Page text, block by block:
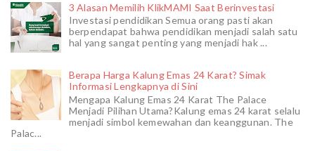
3 Alasan Memilih KlikMAMI Saat Berinvestasi
Investasi pendidikan Semua orang pasti akan
berpendapat bahwa pendidikan menjadi salah satu
hal yang sangat penting yang menjadi hak ...
Berapa Harga Kalung Emas 24 Karat? Simak
Informasi Lengkapnya di Sini
Mengapa Kalung Emas 24 Karat The Palace
Menjadi Pilihan Utama?Kalung emas 24 karat selalu
menjadi simbol kemewahan dan keanggunan. The
Palac...